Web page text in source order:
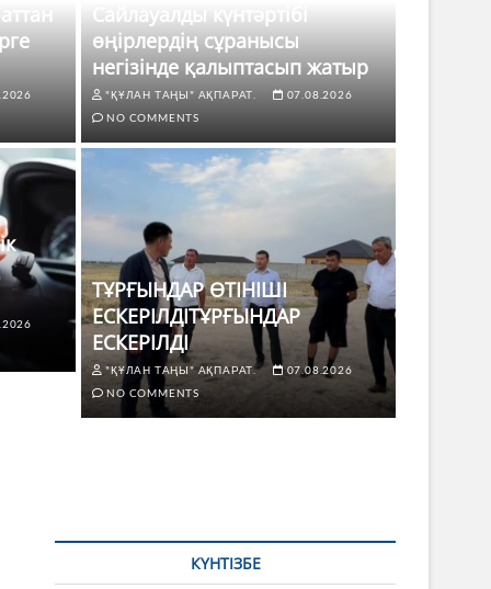
жүргізушілері үшін не
NO COMMENTS
Сайлауалды күнтәртібі
өңірлердің сұранысы
негізінде қалыптасып жатыр
"ҚҰЛАН ТАҢЫ" АҚПАРАТ.
07.08.2026
NO COMMENTS
ТҰРҒЫНДАР ӨТІНІШІ
ЕСКЕРІЛДІТҰРҒЫНДАР
ЕСКЕРІЛДІ
"ҚҰЛАН ТАҢЫ" АҚПАРАТ.
07.08.2026
NO COMMENTS
КҮНТІЗБЕ